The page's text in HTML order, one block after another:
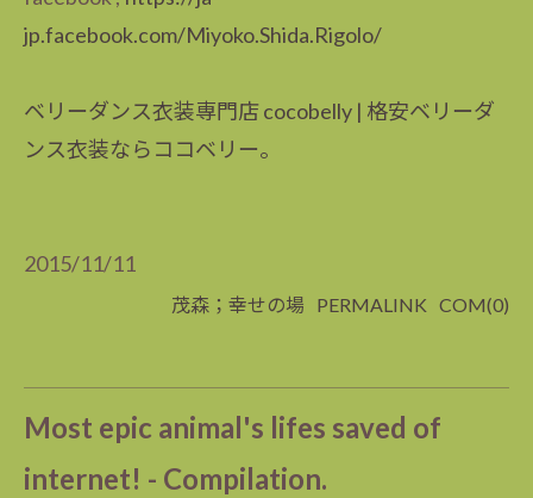
jp.facebook.com/Miyoko.Shida.Rigolo/
ベリーダンス衣装専門店 cocobelly | 格安ベリーダ
ンス衣装ならココベリー。
2015/11/11
茂森；幸せの場 PERMALINK COM(0)
Most epic animal's lifes saved of
internet! - Compilation.